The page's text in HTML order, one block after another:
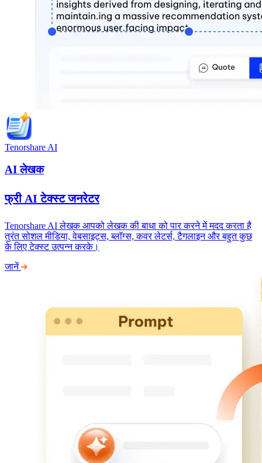
Tenorshare AI
AI लेखक
फ्री AI टेक्स्ट जनरेटर
Tenorshare AI लेखक आपको लेखक की बाधा को पार करने में मदद करता है
तुरंत सोशल मीडिया, वेबसाइट्स, ब्लॉग्स, कवर लेटर्स, टैगलाइन और बहुत कुछ
के लिए टेक्स्ट उत्पन्न करके।
जानें